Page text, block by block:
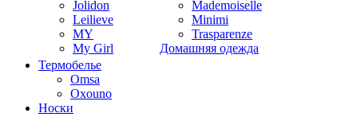
Jolidon
Leilieve
MY
My Girl
Mademoiselle
Minimi
Trasparenze
Домашняя одежда
Термобелье
Omsa
Oxouno
Носки